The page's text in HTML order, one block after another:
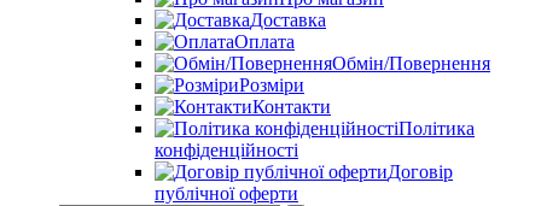
Доставка
Оплата
Обмін/Повернення
Розміри
Контакти
Політика
конфіденційності
Договір
публічної оферти